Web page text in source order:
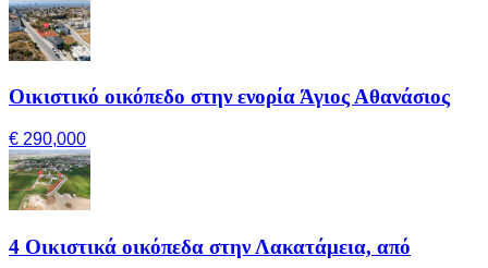
Οικιστικό οικόπεδο στην ενορία Άγιος Αθανάσιος
€ 290,000
4 Οικιστικά οικόπεδα στην Λακατάμεια, από